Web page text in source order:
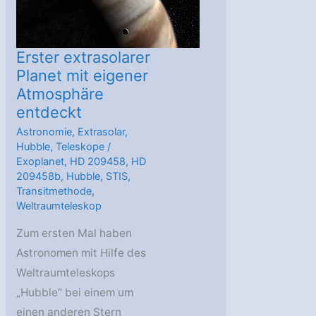
Erster extrasolarer
Planet mit eigener
Atmosphäre
entdeckt
Astronomie, Extrasolar,
Hubble,Teleskope /
Exoplanet, HD 209458, HD
209458b, Hubble, STIS,
Transitmethode,
Weltraumteleskop
Zum ersten Mal haben
Astronomen mit Hilfe des
Weltraumteleskops
„Hubble“ bei einem um
einen anderen Stern